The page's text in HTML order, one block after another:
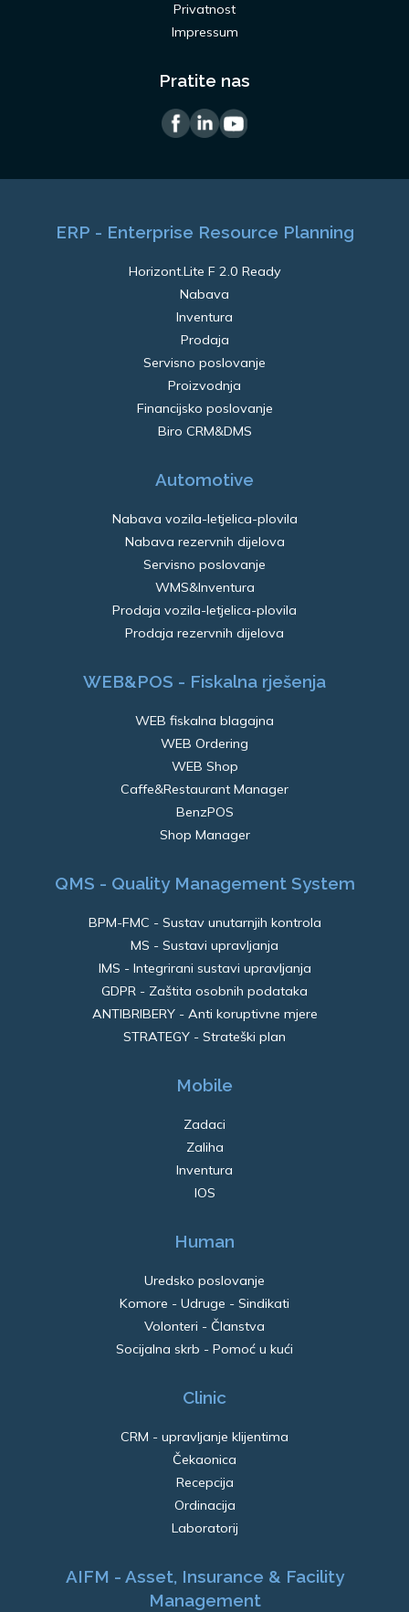
Privatnost
Impressum
Pratite nas
ERP - Enterprise Resource Planning
Horizont.Lite F 2.0 Ready
Nabava
Inventura
Prodaja
Servisno poslovanje
Proizvodnja
Financijsko poslovanje
Biro CRM&DMS
Automotive
Nabava vozila-letjelica-plovila
Nabava rezervnih dijelova
Servisno poslovanje
WMS&Inventura
Prodaja vozila-letjelica-plovila
Prodaja rezervnih dijelova
WEB&POS - Fiskalna rješenja
WEB fiskalna blagajna
WEB Ordering
WEB Shop
Caffe&Restaurant Manager
BenzPOS
Shop Manager
QMS - Quality Management System
BPM-FMC - Sustav unutarnjih kontrola
MS - Sustavi upravljanja
IMS - Integrirani sustavi upravljanja
GDPR - Zaštita osobnih podataka
ANTIBRIBERY - Anti koruptivne mjere
STRATEGY - Strateški plan
Mobile
Zadaci
Zaliha
Inventura
IOS
Human
Uredsko poslovanje
Komore - Udruge - Sindikati
Volonteri - Članstva
Socijalna skrb - Pomoć u kući
Clinic
CRM - upravljanje klijentima
Čekaonica
Recepcija
Ordinacija
Laboratorij
AIFM - Asset, Insurance & Facility
Management